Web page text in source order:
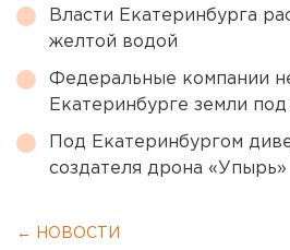
Власти Екатеринбурга
желтой водой
Федеральные компании
Екатеринбурге земли
Под Екатеринбургом
создателя дрона «Упырь»
← НОВОСТИ